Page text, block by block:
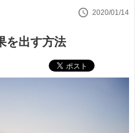
2020/01/14
を出す方法